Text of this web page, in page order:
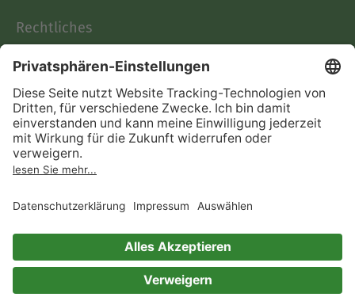
Rechtliches
AGB
Informationen nach Data
Act
Verträge hier kündigen
Impressum
Immer ein gutes Buch